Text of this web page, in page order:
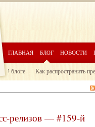
ГЛАВНАЯ БЛОГ НОВОСТИ
О блоге Как распространить
релизов — #159-й